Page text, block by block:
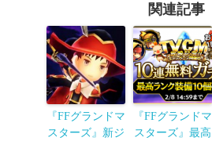
関連記事
『FFグランドマ
スターズ』新ジ
『FFグランドマ
スターズ』最高